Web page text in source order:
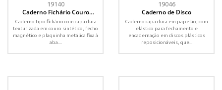
19140
Caderno Fichário Couro
Sintético
Caderno tipo fichário com capa dura
texturizada em couro sintético, fecho
magnético e plaquinha metálica fixa à
aba....
19046
Caderno de Disco
Caderno capa dura em papelão, com
elástico para fechamento e
encadernação em discos plásticos
reposicionáveis, que...